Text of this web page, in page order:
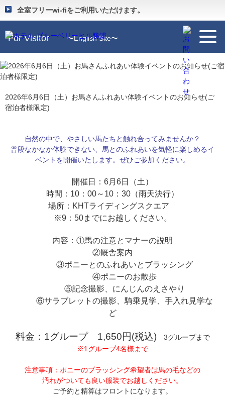
全室フリーwi-fiをご利用いただけます。
Guide 〜施設のご案内〜
For Visitor 〜English Site〜
2026年6月6日（土）お馬さんふれあい体験イベントのお知らせ(ご
宿泊者様限定)
自然の中で、やさしい馬たちと触れ合ってみませんか？
普段なかなか体験できない、馬とのふれあいを気軽に楽しめるイ
ベントを開催いたします。ぜひご参加ください。
開催日：6月6日（土）
時間：10：00～10：30（雨天決行）
場所：KHTライディングスクエア
※9：50までにお越しください。
内容：①馬の注意とマナーの説明
②厩舎案内
③ポニーとのふれあいとブラッシング
④ポニーのお散歩
⑤記念撮影、にんじんのえさやり
⑥サラブレットの撮影、騎乗見学、手入れ見学な
ど
料金：1グループ 1,650円(税込)3グループまで
※1グループ4名様まで
注意事項：ポニーのブラッシング希望者は馬の毛などの
汚れがついても良い服装でお越しください。
ご予約と精算はフロントになります。